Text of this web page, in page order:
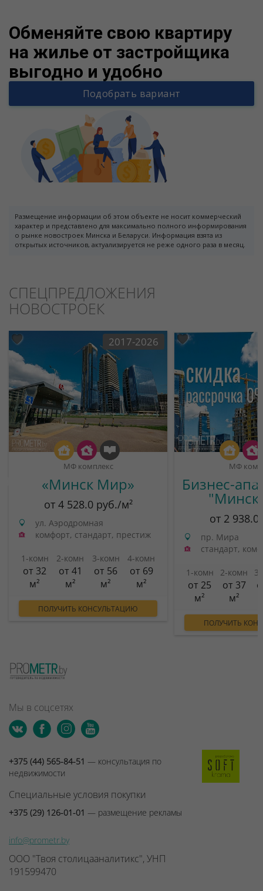
Обменяйте свою квартиру
на жилье от застройщика
выгодно и удобно
Подобрать вариант
Размещение информации об этом объекте не носит коммерческий
характер и представлено для максимально полного информирования
о рынке новостроек Минска и Беларуси. Информация взята из
открытых источников, актуализируется не реже одного раза в месяц.
СПЕЦПРЕДЛОЖЕНИЯ
НОВОСТРОЕК
2017-2026
МФ комплекс
«Минск Мир»
от 4 528.0 руб./м²
ул. Аэродромная
комфорт, стандарт, престиж
1-комн
от 32
м²
2-комн
от 41
м²
3-комн
от 56
м²
4-комн
от 69
м²
ПОЛУЧИТЬ КОНСУЛЬТАЦИЮ
МФ
Бизнес-
от 2
пр. Мира
стандарт,
1-комн
от 25
м²
2-комн
от 37
м²
ПОЛУЧИТЬ
Мы в соцсетях
+375 (44) 565-84-51 — консультация по
недвижимости
Специальные условия покупки
+375 (29) 126-01-01 — размещение рекламы
info@prometr.by
ООО "Твоя столицааналитикс", УНП
191599470